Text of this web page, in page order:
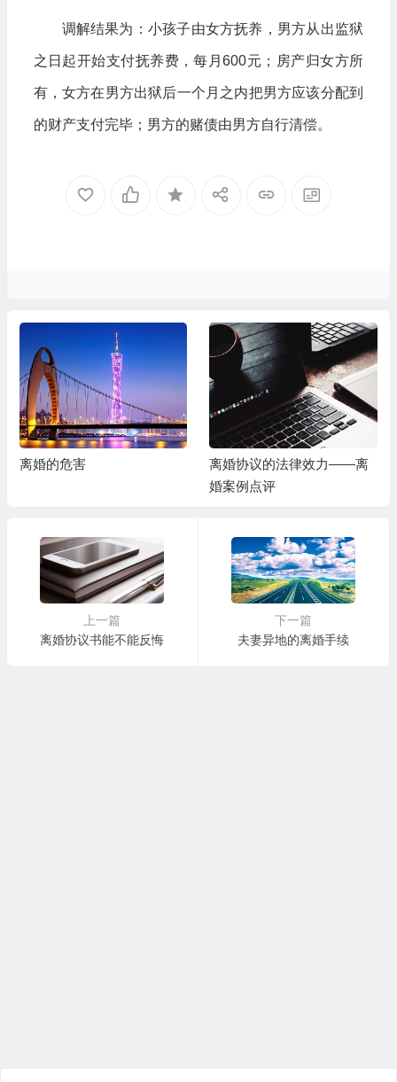
调解结果为：小孩子由女方抚养，男方从出监狱
之日起开始支付抚养费，每月600元；房产归女方所
有，女方在男方出狱后一个月之内把男方应该分配到
的财产支付完毕；男方的赌债由男方自行清偿。
离婚的危害
离婚协议的法律效力——离
婚案例点评
上一篇
离婚协议书能不能反悔
下一篇
夫妻异地的离婚手续